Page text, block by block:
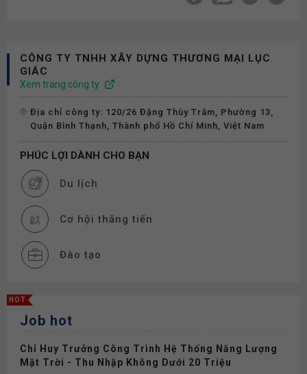
CÔNG TY TNHH XÂY DỰNG THƯƠNG MẠI LỤC
GIÁC
Xem trang công ty
Địa chỉ công ty: 120/26 Đặng Thùy Trâm, Phường 13,
Quận Bình Thạnh, Thành phố Hồ Chí Minh, Việt Nam
PHÚC LỢI DÀNH CHO BẠN
Du lịch
Cơ hội thăng tiến
Đào tạo
Phụ cấp
Nghỉ phép
HOT
Job hot
Chỉ Huy Trưởng Công Trình Hệ Thống Năng Lượng
Mặt Trời - Thu Nhập Không Dưới 20 Triệu